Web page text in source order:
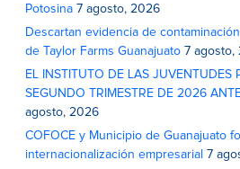
Potosina 7 agosto, 2026
Descartan evidencia de
de Taylor Farms Guanajuato 7 agosto,
EL INSTITUTO DE LAS JUVENTUDES
SEGUNDO TRIMESTRE DE 2026
agosto, 2026
COFOCE y Municipio de Guanajuato
internacionalización empresarial 7